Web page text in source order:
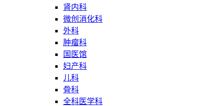
肾内科
微创消化科
外科
肿瘤科
国医馆
妇产科
儿科
骨科
全科医学科